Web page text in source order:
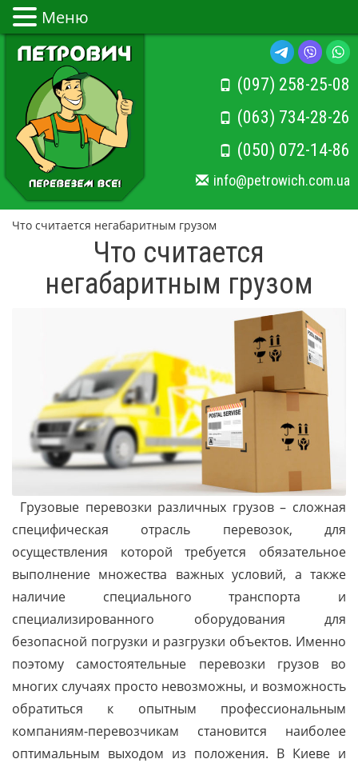
(097) 258-25-08
(063) 734-28-26
(050) 072-14-86
info@petrowich.com.ua
Что считается негабаритным грузом
Что считается
негабаритным грузом
Грузовые перевозки различных грузов – сложная
специфическая отрасль перевозок, для
осуществления которой требуется обязательное
выполнение множества важных условий, а также
наличие специального транспорта и
специализированного оборудования для
безопасной погрузки и разгрузки объектов. Именно
поэтому самостоятельные перевозки грузов во
многих случаях просто невозможны, и возможность
обратиться к опытным профессиональным
компаниям-перевозчикам становится наиболее
оптимальным выходом из положения. В Киеве и
Меню